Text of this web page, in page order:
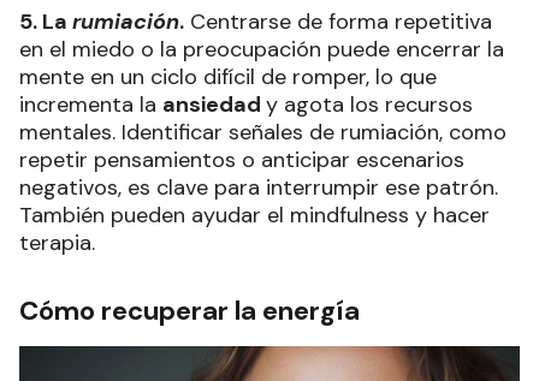
5. La rumiación. Centrarse de forma repetitiva
en el miedo o la preocupación puede encerrar la
mente en un ciclo difícil de romper, lo que
incrementa la ansiedad y agota los recursos
mentales. Identificar señales de rumiación, como
repetir pensamientos o anticipar escenarios
negativos, es clave para interrumpir ese patrón.
También pueden ayudar el mindfulness y hacer
terapia.
Cómo recuperar la energía